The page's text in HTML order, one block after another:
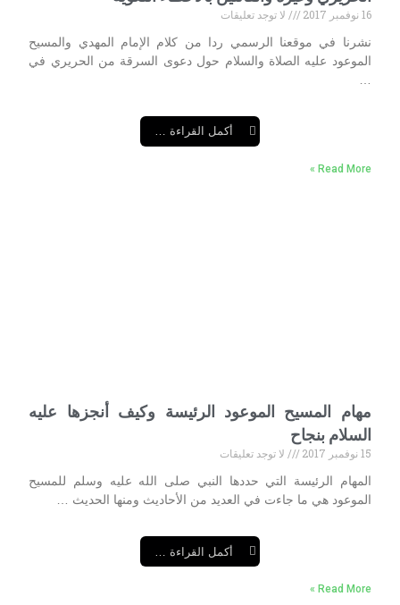
16 نوفمبر 2017
لا توجد تعليقات
نشرنا في موقعنا الرسمي ردا من كلام الإمام المهدي والمسيح
الموعود عليه الصلاة والسلام حول دعوى السرقة من الحريري في
أكمل القراءة …
Read More »
مهام المسيح الموعود الرئيسة وكيف أنجزها عليه
السلام بنجاح
15 نوفمبر 2017
لا توجد تعليقات
المهام الرئيسة التي حددها النبي صلى الله عليه وسلم للمسيح
الموعود هي ما جاءت في العديد من الأحاديث ومنها الحديث …
أكمل القراءة …
Read More »